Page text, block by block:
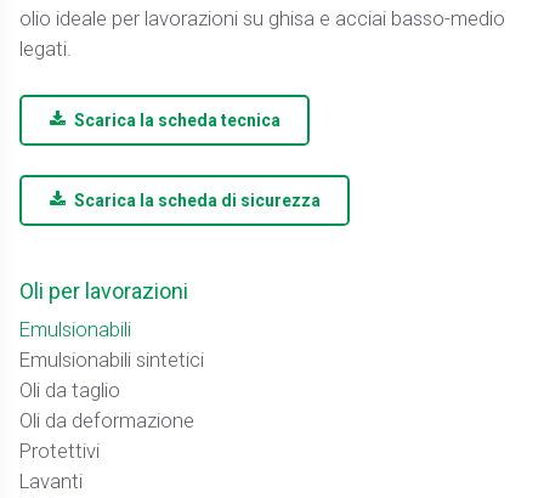
Oli per lavorazioni
Emulsionabili
Emulsionabili sintetici
Oli da taglio
Oli da deformazione
Protettivi
Lavanti
olio ideale per lavorazioni su ghisa e acciai basso-medio
legati.
Scarica la scheda tecnica
Scarica la scheda di sicurezza